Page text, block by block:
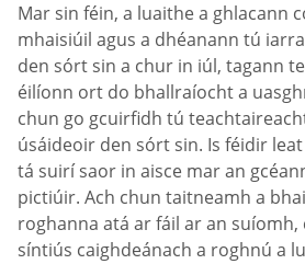
Mar sin féin, a luaithe a ghlacann
mhaisiúil agus a dhéanann tú
den sórt sin a chur in iúl, tagann
éilíonn ort do bhallraíocht a
chun go gcuirfidh tú
úsáideoir den sórt sin. Is féidir
tá suirí saor in aisce mar an
pictiúir. Ach chun taitneamh a
roghanna atá ar fáil ar an
síntiús caighdeánach a roghnú a